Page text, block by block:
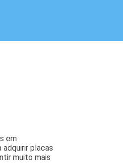
em
placas
muito mais